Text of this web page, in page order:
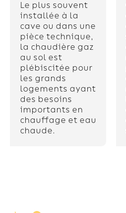
Le plus souvent
installée à la
cave ou dans une
pièce technique,
la chaudière gaz
au sol est
plébiscitée pour
les grands
logements ayant
des besoins
importants en
chauffage et eau
chaude.